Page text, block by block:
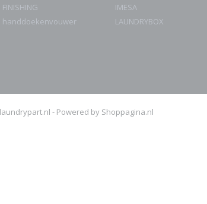
FINISHING
handdoekenvouwer
IMESA
LAUNDRYBOX
- Powered by Shoppagina.nl